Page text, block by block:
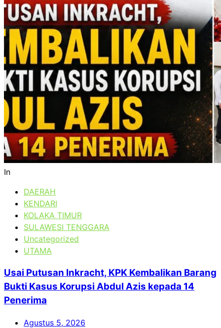
In
DAERAH
KENDARI
KOLAKA TIMUR
SULAWESI TENGGARA
Uncategorized
UTAMA
Usai Putusan Inkracht, KPK Kembalikan Barang
Bukti Kasus Korupsi Abdul Azis kepada 14
Penerima
Agustus 5, 2026